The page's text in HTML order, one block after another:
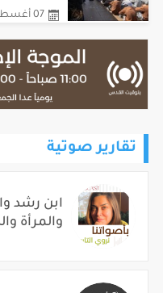
07 أغسطس، 2026 - 08:08pm
تقارير صوتية
ابن رشد
والمرأة